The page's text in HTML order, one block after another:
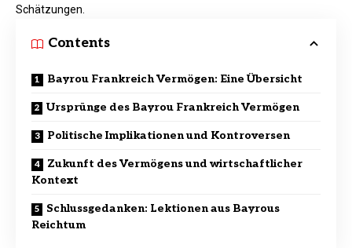
Schätzungen.
Contents
Bayrou Frankreich Vermögen: Eine Übersicht
Ursprünge des Bayrou Frankreich Vermögen
Politische Implikationen und Kontroversen
Zukunft des Vermögens und wirtschaftlicher
Kontext
Schlussgedanken: Lektionen aus Bayrous
Reichtum